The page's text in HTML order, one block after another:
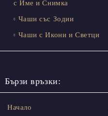
с Име и Снимка
Чаши със Зодии
Чаши с Икони и Светци
Бързи връзки:
Начало